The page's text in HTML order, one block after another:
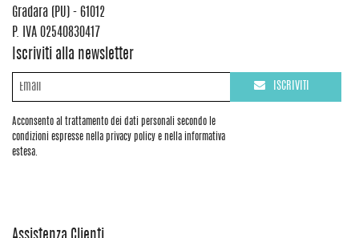
Gradara (PU) - 61012
P. IVA 02540830417
Iscriviti alla newsletter
Acconsento al trattamento dei dati personali secondo le
condizioni espresse nella privacy policy e nella informativa
estesa.
ISCRIVITI